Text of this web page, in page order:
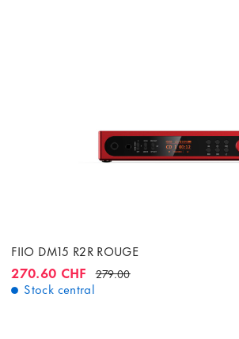
FIIO DM15 R2R ROUGE
270.60 CHF 279.00
Stock central